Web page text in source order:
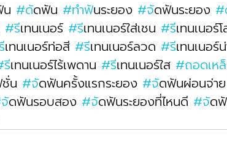
#ดัดฟัน #ทำฟันระยอง #จัดฟันระยอง
#รีเทนเนอร์ #รีเทนเนอร์ใส่เชน #รเทนเนอร์
ีเทนเนอร์ท่อสี #รีเทนเนอร์ลวด #รเทนเนอร์
ีเทนเนอร์ไร้เพดาน #รีเทนเนอร์ใส #ถอดเหล
ชั่น #จัดฟันครั้งแรกระยอง #จัดฟันผ่อนจ่าย
ัดฟันรอบสอง #จัดฟันระยองที่ไหนดี #จด